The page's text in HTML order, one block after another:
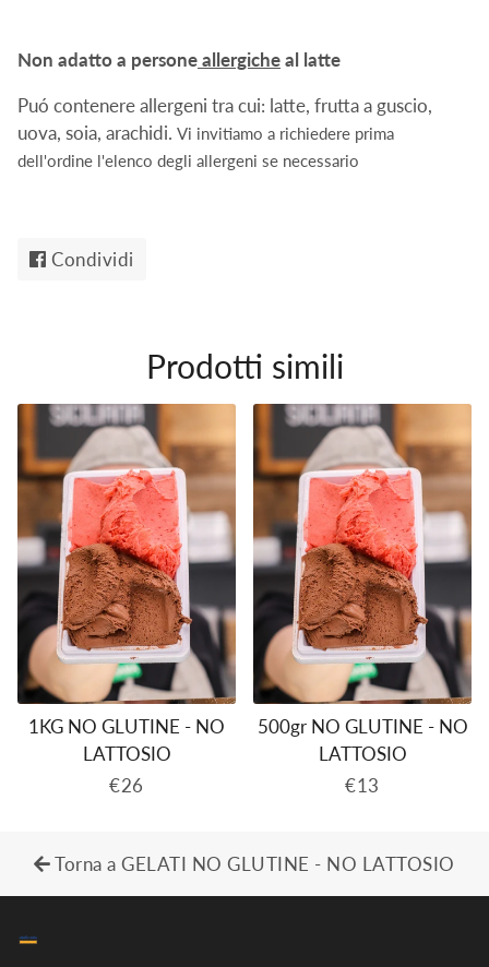
Non adatto a personeallergicheal latte
Puó contenere allergeni tra cui: latte, frutta a guscio,
uova, soia, arachidi. Vi invitiamo a richiedere prima
dell'ordine l'elenco degli allergeni se necessario
Condividi
Prodotti simili
1KG NO GLUTINE - NO
LATTOSIO
Prezzo
€26
500gr NO GLUTINE - NO
LATTOSIO
Prezzo
€13
Torna a GELATI NO GLUTINE - NO LATTOSIO